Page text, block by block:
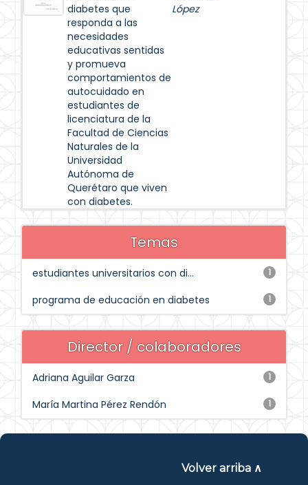
diabetes que
responda a las
necesidades
educativas sentidas
y promueva
comportamientos de
autocuidado en
estudiantes de
licenciatura de la
Facultad de Ciencias
Naturales de la
Universidad
Autónoma de
Querétaro que viven
con diabetes.
López
Temas
1
estudiantes universitarios con di...
1
programa de educación en diabetes
Director / colaboradores
1
Adriana Aguilar Garza
1
María Martina Pérez Rendón
Volver arriba ∧